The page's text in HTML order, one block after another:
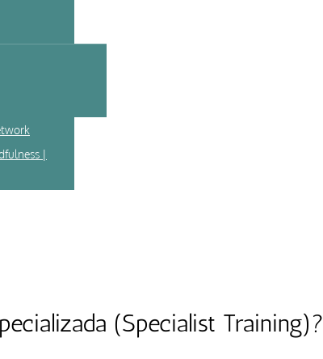
|
(Specialist Training)?